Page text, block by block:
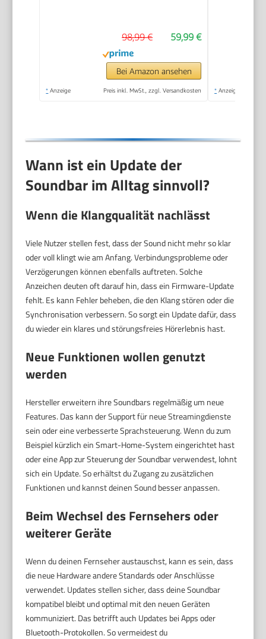
in-One PC Soundbar
für Gaming, TV
Lautsprecher mit
Verstellbarem Bass,
59,99 €
98,99 €
Bei Amazon ansehen
* Anzeige Preis inkl. MwSt., zzgl. Versandkosten * Anzeige
Wann ist ein Update der
Soundbar im Alltag sinnvoll?
Wenn die Klangqualität nachlässt
Viele Nutzer stellen fest, dass der Sound nicht mehr so klar
oder voll klingt wie am Anfang. Verbindungsprobleme oder
Verzögerungen können ebenfalls auftreten. Solche
Anzeichen deuten oft darauf hin, dass ein Firmware-Update
fehlt. Es kann Fehler beheben, die den Klang stören oder die
Synchronisation verbessern. So sorgt ein Update dafür, dass
du wieder ein klares und störungsfreies Hörerlebnis hast.
Neue Funktionen wollen genutzt
werden
Hersteller erweitern ihre Soundbars regelmäßig um neue
Features. Das kann der Support für neue Streamingdienste
sein oder eine verbesserte Sprachsteuerung. Wenn du zum
Beispiel kürzlich ein Smart-Home-System eingerichtet hast
oder eine App zur Steuerung der Soundbar verwendest, lohnt
sich ein Update. So erhältst du Zugang zu zusätzlichen
Funktionen und kannst deinen Sound besser anpassen.
Beim Wechsel des Fernsehers oder
weiterer Geräte
Wenn du deinen Fernseher austauschst, kann es sein, dass
die neue Hardware andere Standards oder Anschlüsse
verwendet. Updates stellen sicher, dass deine Soundbar
kompatibel bleibt und optimal mit den neuen Geräten
kommuniziert. Das betrifft auch Updates bei Apps oder
Bluetooth-Protokollen. So vermeidest du